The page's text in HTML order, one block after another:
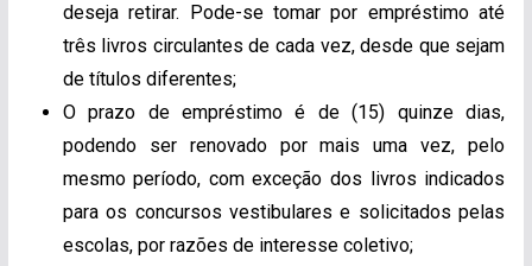
deseja retirar. Pode-se tomar por empréstimo até
três livros circulantes de cada vez, desde que sejam
de títulos diferentes;
O prazo de empréstimo é de (15) quinze dias,
podendo ser renovado por mais uma vez, pelo
mesmo período, com exceção dos livros indicados
para os concursos vestibulares e solicitados pelas
escolas, por razões de interesse coletivo;